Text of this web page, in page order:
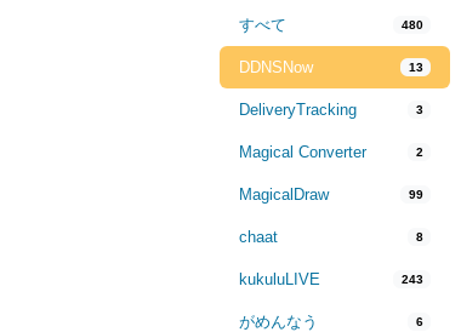
すべて 480
DDNSNow 13
DeliveryTracking 3
Magical Converter 2
MagicalDraw 99
chaat 8
kukuluLIVE 243
がめんなう 6